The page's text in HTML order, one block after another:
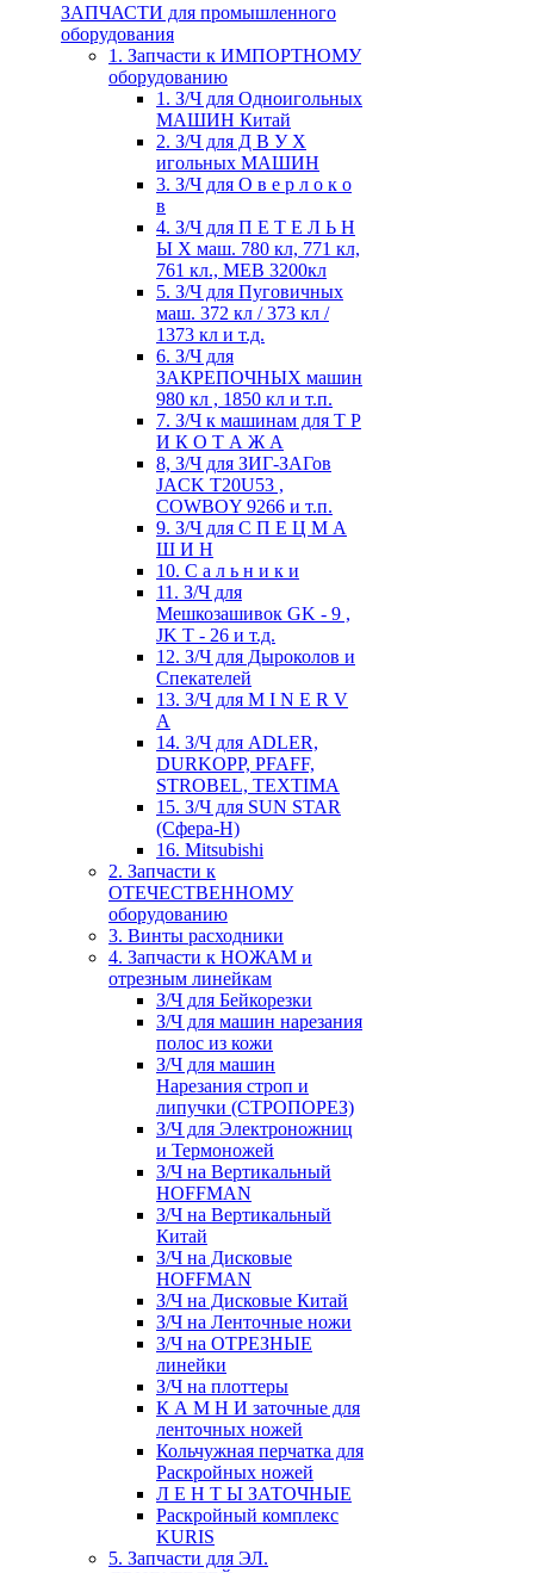
ЗАПЧАСТИ для промышленного
оборудования
1. Запчасти к ИМПОРТНОМУ
оборудованию
1. З/Ч для Одноигольных
МАШИН Китай
2. З/Ч для Д В У Х
игольных МАШИН
3. З/Ч для О в е р л о к о
в
4. З/Ч для П Е Т Е Л Ь Н
Ы Х маш. 780 кл, 771 кл,
761 кл., MEB 3200кл
5. З/Ч для Пуговичных
маш. 372 кл / 373 кл /
1373 кл и т.д.
6. З/Ч для
ЗАКРЕПОЧНЫХ машин
980 кл , 1850 кл и т.п.
7. З/Ч к машинам для Т Р
И К О Т А Ж А
8, З/Ч для ЗИГ-ЗАГов
JACK Т20U53 ,
COWBOY 9266 и т.п.
9. З/Ч для С П Е Ц М А
Ш И Н
10. С а л ь н и к и
11. З/Ч для
Мешкозашивок GK - 9 ,
JK T - 26 и т.д.
12. З/Ч для Дыроколов и
Спекателей
13. З/Ч для M I N E R V
A
14. З/Ч для ADLER,
DURKOPP, PFAFF,
STROBEL, TEXTIMA
15. З/Ч для SUN STAR
(Сфера-Н)
16. Mitsubishi
2. Запчасти к
ОТЕЧЕСТВЕННОМУ
оборудованию
3. Винты расходники
4. Запчасти к НОЖАМ и
отрезным линейкам
З/Ч для Бейкорезки
З/Ч для машин нарезания
полос из кожи
З/Ч для машин
Нарезания строп и
липучки (СТРОПОРЕЗ)
З/Ч для Электроножниц
и Термоножей
З/Ч на Вертикальный
HOFFMAN
З/Ч на Вертикальный
Китай
З/Ч на Дисковые
HOFFMAN
З/Ч на Дисковые Китай
З/Ч на Ленточные ножи
З/Ч на ОТРЕЗНЫЕ
линейки
З/Ч на плоттеры
К А М Н И заточные для
ленточных ножей
Кольчужная перчатка для
Раскройных ножей
Л Е Н Т Ы ЗАТОЧНЫЕ
Раскройный комплекс
KURIS
5. Запчасти для ЭЛ.